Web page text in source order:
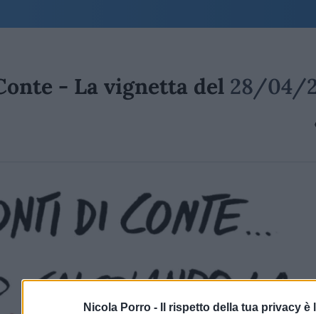
Nicola Porro - Il rispetto della tua privacy
- La vignetta del 28/04/